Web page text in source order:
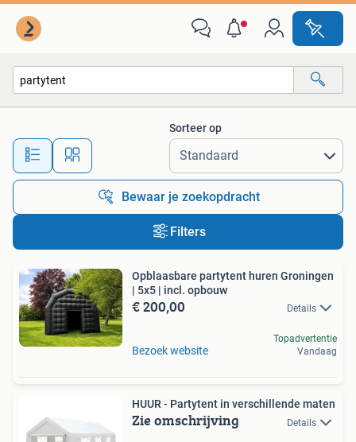
Alle afstanden…
Sorteer op
Bewaar je zoekopdracht
Filters
Opblaasbare partytent huren Groningen
| 5x5 | incl. opbouw
€ 200,00 Details
Bezoek website
Topadvertentie
Vandaag
HUUR - Partytent in verschillende maten
Zie omschrijving Details